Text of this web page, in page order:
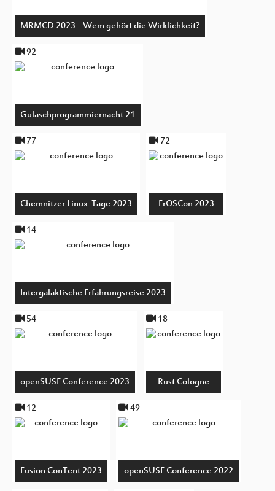
MRMCD 2023 - Wem gehört die Wirklichkeit?
92
Gulaschprogrammiernacht 21
77
Chemnitzer Linux-Tage 2023
72
FrOSCon 2023
14
Intergalaktische Erfahrungsreise 2023
54
openSUSE Conference 2023
18
Rust Cologne
12
Fusion ConTent 2023
49
openSUSE Conference 2022